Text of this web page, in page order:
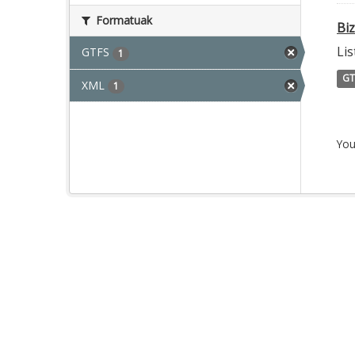
Formatuak
GTFS 1
XML 1